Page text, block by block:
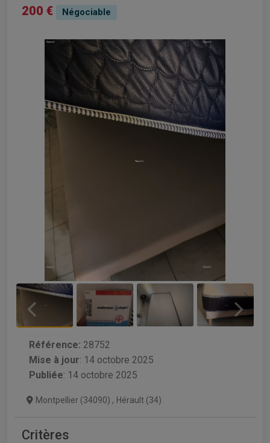
200 € Négociable
Référence: 28752
Mise à jour: 14 octobre 2025
Publiée: 14 octobre 2025
Montpellier (34090) , Hérault (34)
Critères